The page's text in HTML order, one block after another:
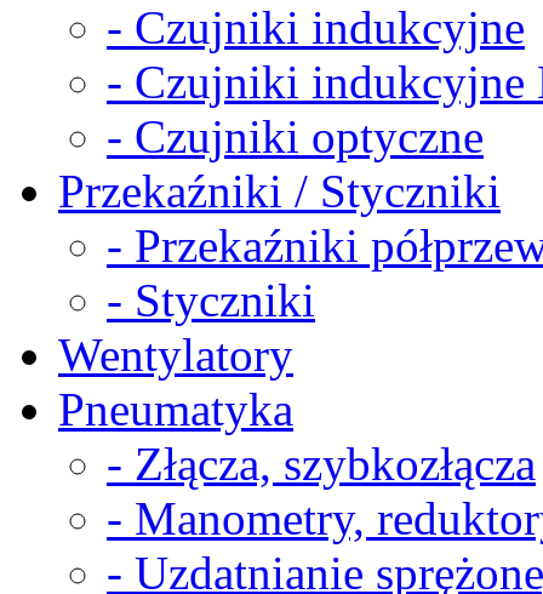
- Czujniki indukcyjne
- Czujniki indukcyjne
- Czujniki optyczne
Przekaźniki / Styczniki
- Przekaźniki
- Styczniki
Wentylatory
Pneumatyka
- Złącza, szybkozłącza
- Manometry,
- Uzdatnianie